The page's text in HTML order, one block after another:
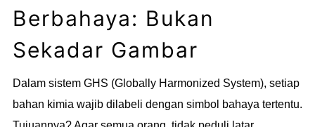
Berbahaya: Bukan
Sekadar Gambar
Dalam sistem GHS (Globally Harmonized System), setiap
bahan kimia wajib dilabeli dengan simbol bahaya tertentu.